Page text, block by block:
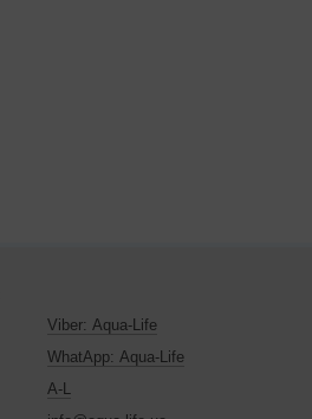
Viber: Aqua-Life
WhatApp: Aqua-Life
A-L